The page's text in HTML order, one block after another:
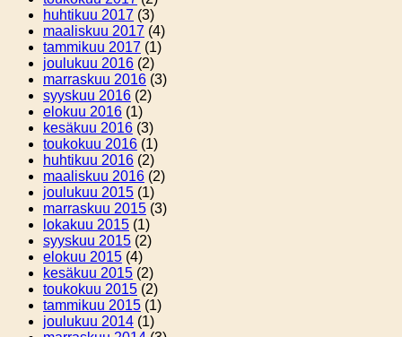
huhtikuu 2017 (3)
maaliskuu 2017 (4)
tammikuu 2017 (1)
joulukuu 2016 (2)
marraskuu 2016 (3)
syyskuu 2016 (2)
elokuu 2016 (1)
kesäkuu 2016 (3)
toukokuu 2016 (1)
huhtikuu 2016 (2)
maaliskuu 2016 (2)
joulukuu 2015 (1)
marraskuu 2015 (3)
lokakuu 2015 (1)
syyskuu 2015 (2)
elokuu 2015 (4)
kesäkuu 2015 (2)
toukokuu 2015 (2)
tammikuu 2015 (1)
joulukuu 2014 (1)